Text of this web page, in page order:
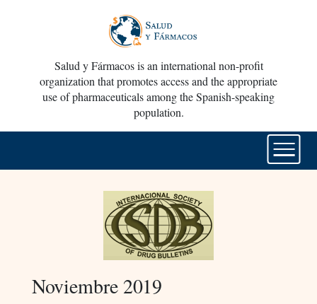
Salud y Fármacos is an international non-profit
organization that promotes access and the appropriate
use of pharmaceuticals among the Spanish-speaking
population.
Noviembre 2019